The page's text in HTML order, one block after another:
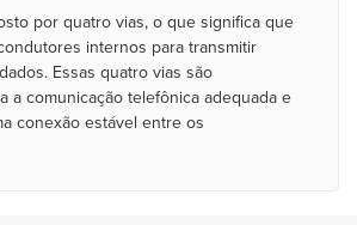
por quatro vias, o que significa que
internos para transmitir
Essas quatro vias são
a comunicação telefônica adequada e
conexão estável entre os